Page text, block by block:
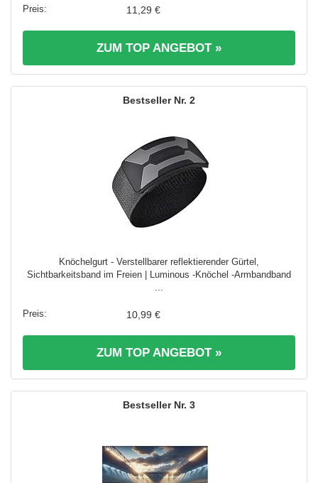
11,29 €
ZUM TOP ANGEBOT »
2
Knöchelgurt - Verstellbarer reflektierender Gürtel,
Sichtbarkeitsband im Freien | Luminous -Knöchel -Armbandband
10,99 €
ZUM TOP ANGEBOT »
3